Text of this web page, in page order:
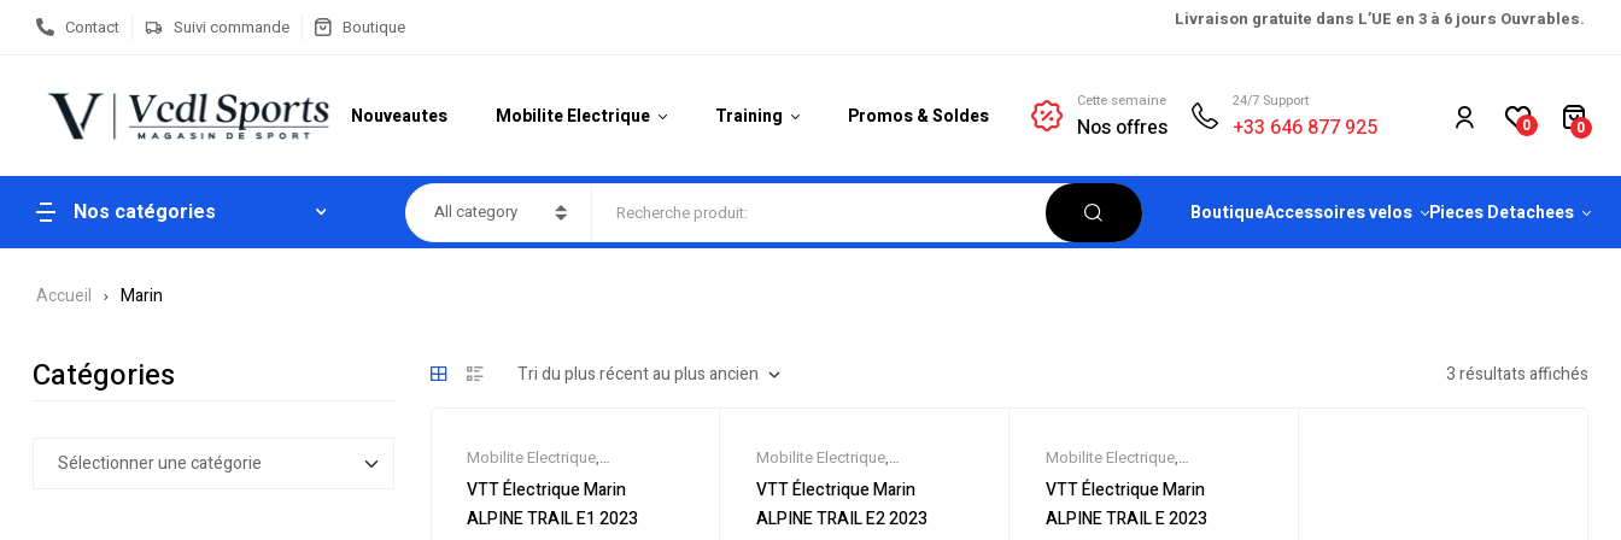
Contact Suivi commande Boutique Livraison gratuite dans L’UE en 3 à 6 jours Ouvrables.
Nouveautes Mobilite Electrique Training Promos & Soldes
Cette semaine
Nos offres
24/7 Support
+33 646 877 925 0 0
Nos catégories All category BoutiqueAccessoires velos Pieces Detachees
Accueil Marin
3 résultats affichés
Mobilite Electrique,
Nouveautes,Promos &
Soldes,Tout-Suspendus
VTT Électrique Marin
ALPINE TRAIL E1 2023
Mobilite Electrique,
Nouveautes,Promos &
Soldes,Tout-Suspendus
VTT Électrique Marin
ALPINE TRAIL E2 2023
Mobilite Electrique,
Nouveautes,Promos &
Soldes,Tout-Suspendus
VTT Électrique Marin
ALPINE TRAIL E 2023
Catégories